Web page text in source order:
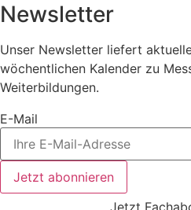
Newsletter
Unser Newsletter liefert
wöchentlichen Kalender zu
Weiterbildungen.
E-Mail
Jetzt abonnieren
Jetzt